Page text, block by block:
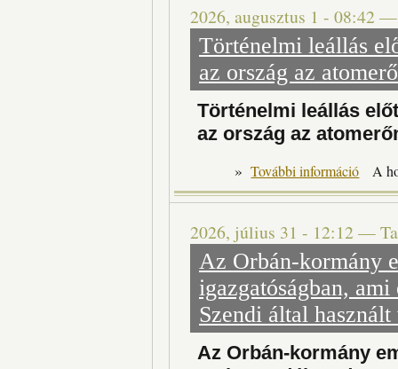
2026, augusztus 1 - 08:42
Történelmi leállás
az ország az
Történelmi leállás
az ország az
» További információ A
2026, július 31 - 12:12—
Az Orbán-kormány
igazgatóságban,
Szendi által
Az Orbán-kormány